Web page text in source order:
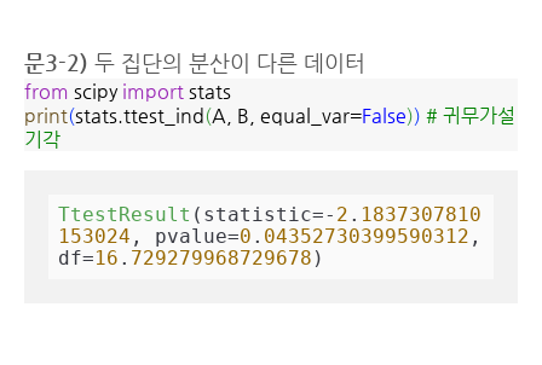
문3-2) 두 집단의 분산이 다른 데이터
from scipy import stats
print(stats.ttest_ind(A, B, equal_var=False)) # 귀무가설
기각
TtestResult (statistic=- 2 . 1837307810
153024 , pvalue=0 . 04352730399590312 ,
df=16 . 729279968729678 )